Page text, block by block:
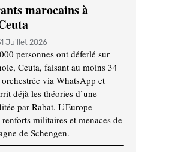
marocains à
Juillet 2026
personnes ont déferlé sur
Ceuta, faisant au moins 34
via WhatsApp et
déjà les théories d’une
par Rabat. L’Europe
renforts militaires et menaces de
de Schengen.